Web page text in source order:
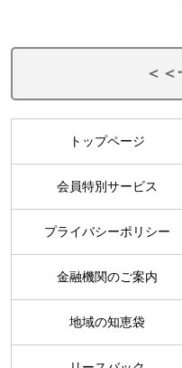
＜
トップページ
会員特別サービス
プライバシーポリシー
金融機関のご案内
地域の知恵袋